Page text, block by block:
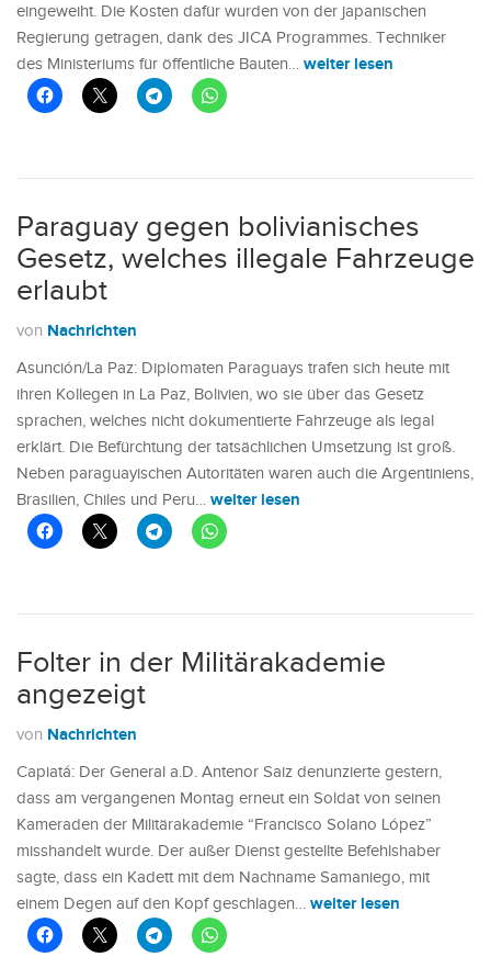
eingeweiht. Die Kosten dafür wurden von der japanischen
Regierung getragen, dank des JICA Programmes. Techniker
des Ministeriums für öffentliche Bauten… weiter lesen
Paraguay gegen bolivianisches
Gesetz, welches illegale Fahrzeuge
erlaubt
von Nachrichten
Asunción/La Paz: Diplomaten Paraguays trafen sich heute mit
ihren Kollegen in La Paz, Bolivien, wo sie über das Gesetz
sprachen, welches nicht dokumentierte Fahrzeuge als legal
erklärt. Die Befürchtung der tatsächlichen Umsetzung ist groß.
Neben paraguayischen Autoritäten waren auch die Argentiniens,
Brasilien, Chiles und Peru… weiter lesen
Folter in der Militärakademie
angezeigt
von Nachrichten
Capiatá: Der General a.D. Antenor Saiz denunzierte gestern,
dass am vergangenen Montag erneut ein Soldat von seinen
Kameraden der Militärakademie “Francisco Solano López”
misshandelt wurde. Der außer Dienst gestellte Befehlshaber
sagte, dass ein Kadett mit dem Nachname Samaniego, mit
einem Degen auf den Kopf geschlagen… weiter lesen